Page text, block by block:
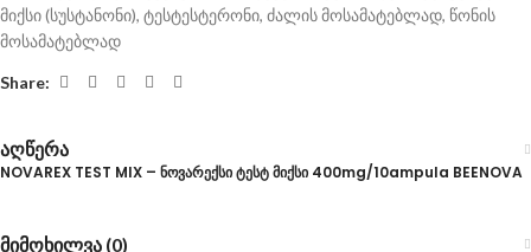
მიქსი (სუსტანონი), ტესტესტერონი, ძალის მოსამატებლად, წონის
მოსამატებლად
Share:
აღწერა
NOVAREX TEST MIX – ნოვარექსი ტესტ მიქსი 400mg/10ampula BEENOVA
მიმოხილვა (0)